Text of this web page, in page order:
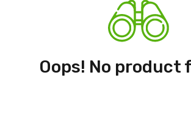
Oops! No product